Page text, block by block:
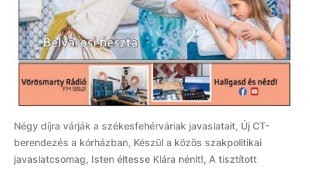
Négy díjra várják a székesfehérváriak javaslatait, Új CT-
berendezés a kórházban, Készül a közös szakpolitikai
javaslatcsomag, Isten éltesse Klára nénit!, A tisztított